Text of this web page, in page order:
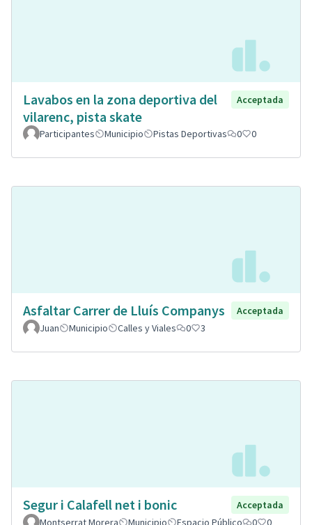
Lavabos en la zona deportiva del
vilarenc, pista skate
Acceptada
Participantes Municipio Pistas Deportivas 0 0
Asfaltar Carrer de Lluís Companys
Acceptada
Juan
Municipio Calles y Viales 0 3
Segur i Calafell net i bonic
Acceptada
Montserrat Morera
Municipio Espacio Público 0 0